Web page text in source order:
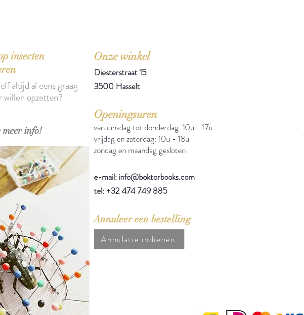
insecten
info!
altijd al eens graag
willen opzetten?
Onze winkel
Diesterstraat 15
3500 Hasselt
Openingsuren
van dinsdag tot donderdag: 10u - 17u
vrijdag en zaterdag: 10u - 18u
zondag en maandag gesloten
e-mail: info@boktorbooks.com
tel: +32 474 749 885
Annuleer een bestelling
Annulatie indienen